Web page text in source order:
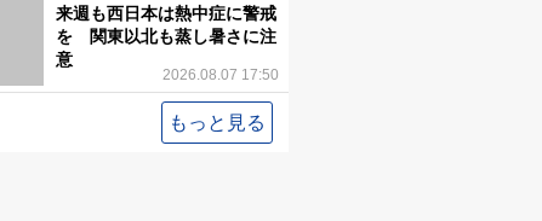
来週も西日本は熱中症に警戒
を 関東以北も蒸し暑さに注
意
2026.08.07 17:50
もっと見る